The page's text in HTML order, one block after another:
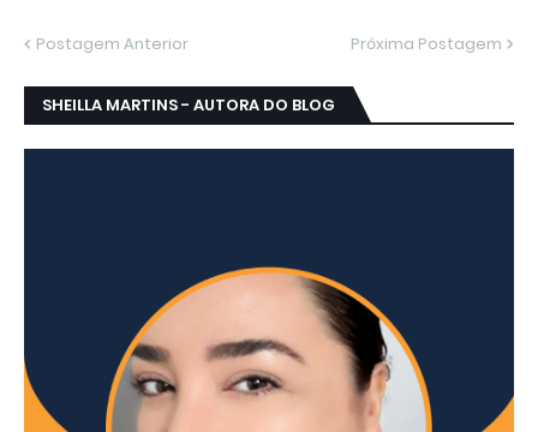
Postagem Anterior Próxima Postagem
SHEILLA MARTINS - AUTORA DO BLOG